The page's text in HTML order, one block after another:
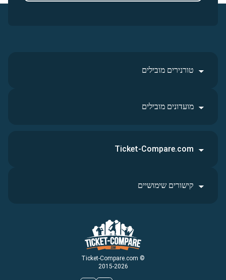
טורנירים מובילים
מועדונים מובילים
© Ticket-Compare.com
2015-2026
Ticket-Compare.com
קישורים שימושיים